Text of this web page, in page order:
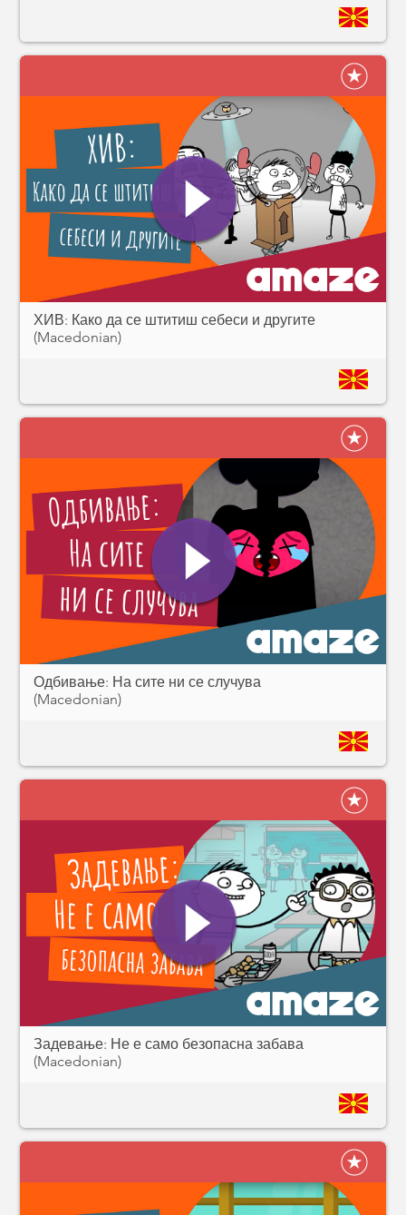
ХИВ: Како да се штитиш себеси и другите
(Macedonian)
Одбивање: На сите ни се случува
(Macedonian)
Задевање: Не е само безопасна забава
(Macedonian)